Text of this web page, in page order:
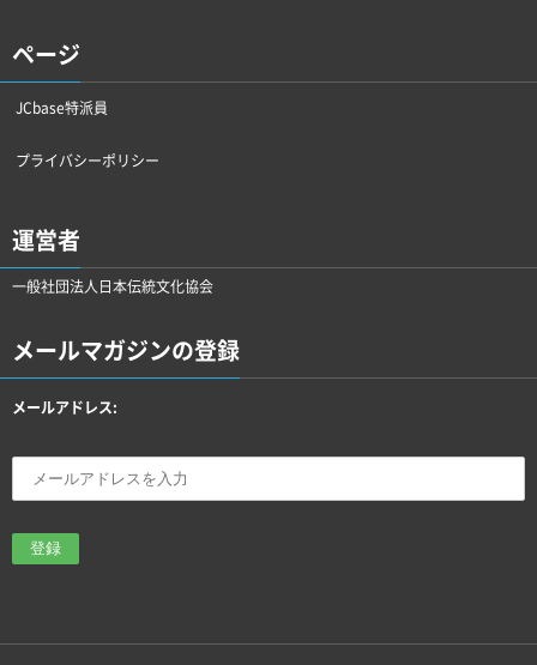
ページ
JCbase特派員
プライバシーポリシー
運営者
一般社団法人日本伝統文化協会
メールマガジンの登録
メールアドレス: